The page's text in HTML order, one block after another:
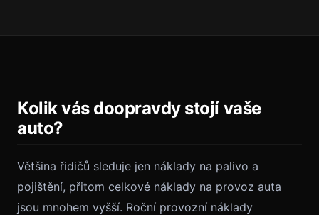
Kolik vás doopravdy stojí vaše
auto?
Většina řidičů sleduje jen náklady na palivo a
pojištění, přitom celkové náklady na provoz auta
jsou mnohem vyšší. Roční provozní náklady